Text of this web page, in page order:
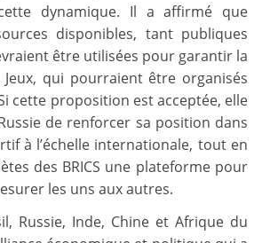
dynamique. Il a affirmé que
disponibles, tant publiques
être utilisées pour garantir la
qui pourraient être organisés
cette proposition est acceptée, elle
de renforcer sa position dans
à l’échelle internationale, tout en
des BRICS une plateforme pour
les uns aux autres.
Russie, Inde, Chine et Afrique du